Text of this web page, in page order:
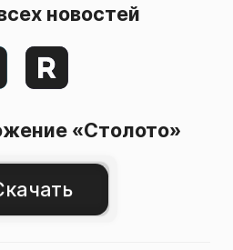
новостей
«Столото»